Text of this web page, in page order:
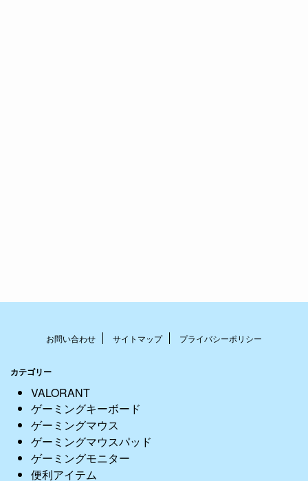
お問い合わせ サイトマップ プライバシーポリシー
カテゴリー
VALORANT
ゲーミングキーボード
ゲーミングマウス
ゲーミングマウスパッド
ゲーミングモニター
便利アイテム